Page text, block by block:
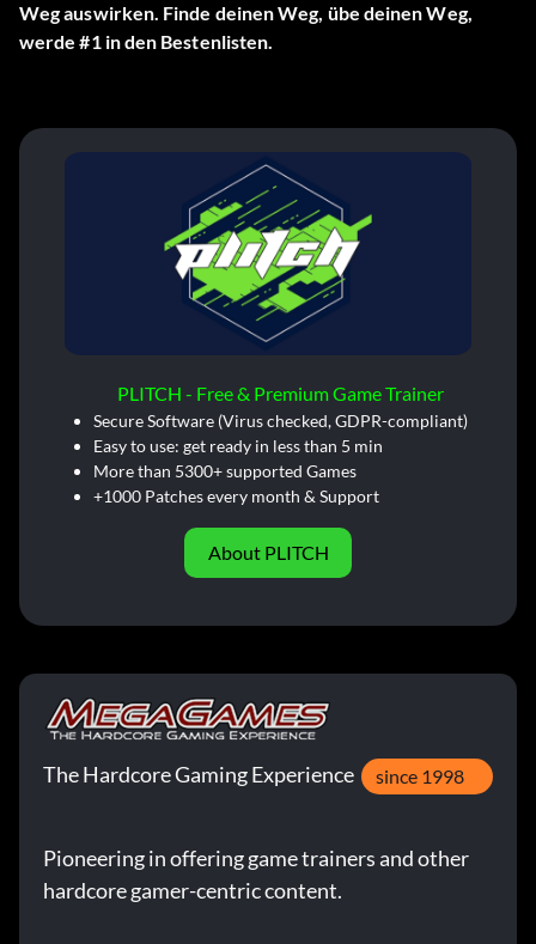
Weg auswirken. Finde deinen Weg, übe deinen Weg,
werde #1 in den Bestenlisten.
PLITCH - Free & Premium Game Trainer
Secure Software (Virus checked, GDPR-compliant)
Easy to use: get ready in less than 5 min
More than 5300+ supported Games
+1000 Patches every month & Support
About PLITCH
The Hardcore Gaming Experience since 1998
Pioneering in offering game trainers and other
hardcore gamer-centric content.